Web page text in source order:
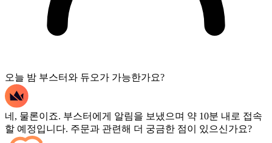
오늘 밤 부스터와 듀오가 가능한가요?
네, 물론이죠. 부스터에게 알림을 보냈으며 약 10분 내로 접속
할 예정입니다. 주문과 관련해 더 궁금한 점이 있으신가요?